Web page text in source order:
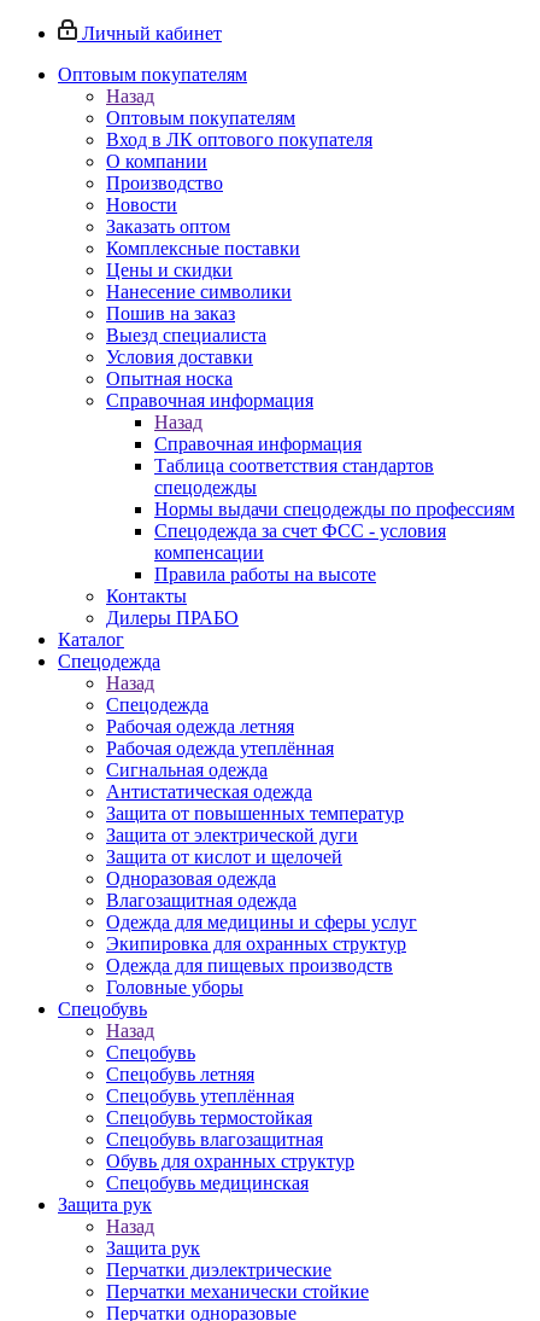
Личный кабинет
Оптовым покупателям
Назад
Оптовым покупателям
Вход в ЛК оптового покупателя
О компании
Производство
Новости
Заказать оптом
Комплексные поставки
Цены и скидки
Нанесение символики
Пошив на заказ
Выезд специалиста
Условия доставки
Опытная носка
Справочная информация
Назад
Справочная информация
Таблица соответствия стандартов
спецодежды
Нормы выдачи спецодежды по профессиям
Спецодежда за счет ФСС - условия
компенсации
Правила работы на высоте
Контакты
Дилеры ПРАБО
Каталог
Спецодежда
Назад
Спецодежда
Рабочая одежда летняя
Рабочая одежда утеплённая
Сигнальная одежда
Антистатическая одежда
Защита от повышенных температур
Защита от электрической дуги
Защита от кислот и щелочей
Одноразовая одежда
Влагозащитная одежда
Одежда для медицины и сферы услуг
Экипировка для охранных структур
Одежда для пищевых производств
Головные уборы
Спецобувь
Назад
Спецобувь
Спецобувь летняя
Спецобувь утеплённая
Спецобувь термостойкая
Спецобувь влагозащитная
Обувь для охранных структур
Спецобувь медицинская
Защита рук
Назад
Защита рук
Перчатки диэлектрические
Перчатки механически стойкие
Перчатки одноразовые